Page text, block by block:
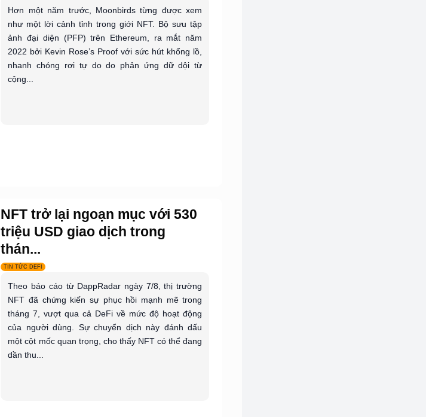
Hơn một năm trước, Moonbirds từng được xem
như một lời cảnh tỉnh trong giới NFT. Bộ sưu tập
ảnh đại diện (PFP) trên Ethereum, ra mắt năm
2022 bởi Kevin Rose’s Proof với sức hút khổng lồ,
nhanh chóng rơi tự do do phản ứng dữ dội từ
cộng...
NFT trở lại ngoạn mục với 530
triệu USD giao dịch trong
thán...
TIN TỨC DEFI
Theo báo cáo từ DappRadar ngày 7/8, thị trường
NFT đã chứng kiến sự phục hồi mạnh mẽ trong
tháng 7, vượt qua cả DeFi về mức độ hoạt động
của người dùng. Sự chuyển dịch này đánh dấu
một cột mốc quan trọng, cho thấy NFT có thể đang
dần thu...